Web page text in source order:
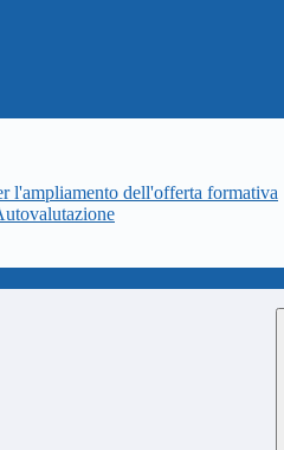
l'ampliamento dell'offerta formativa